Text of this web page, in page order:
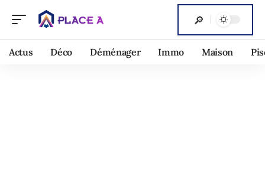
Actus Déco Déménager Immo Maison